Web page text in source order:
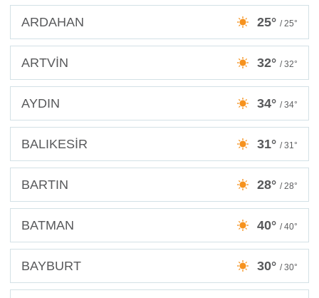
ARDAHAN 25° / 25°
ARTVİN 32° / 32°
AYDIN 34° / 34°
BALIKESİR 31° / 31°
BARTIN 28° / 28°
BATMAN 40° / 40°
BAYBURT 30° / 30°